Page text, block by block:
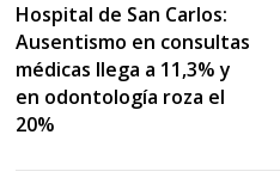
Hospital de San Carlos:
Ausentismo en consultas
médicas llega a 11,3% y
en odontología roza el
20%